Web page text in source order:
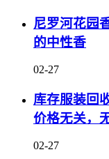
尼罗河花园
的中性香
02-27
库存服装回
价格无关，
02-27